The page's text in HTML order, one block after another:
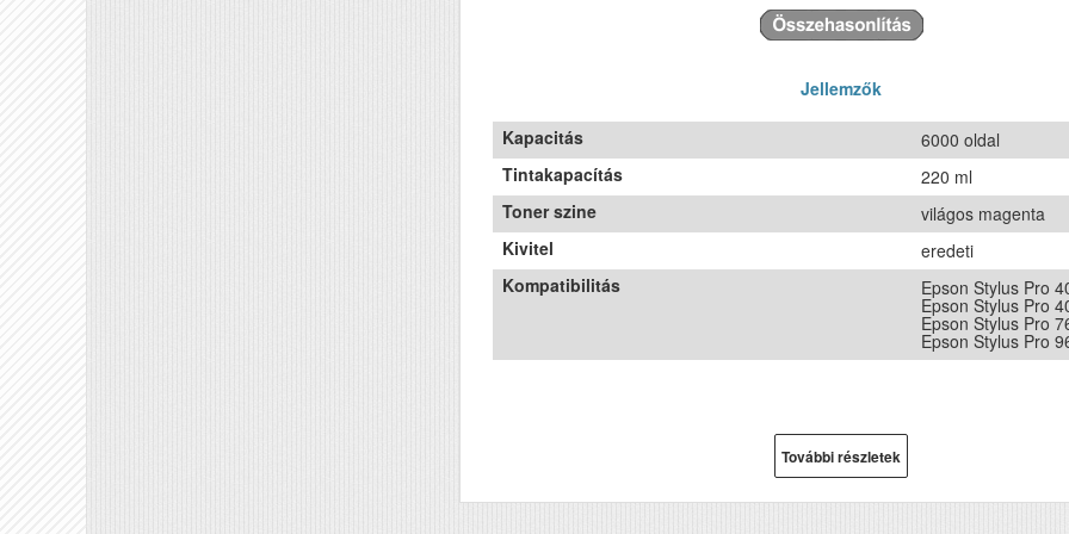
Jellemzők
Kapacitás
6000 oldal
Tintakapacítás
220 ml
Toner szine
világos magenta
Kivitel
eredeti
Kompatibilitás
Epson Stylus Pro
Epson Stylus Pro
Epson Stylus Pro
Epson Stylus Pro
További részletek